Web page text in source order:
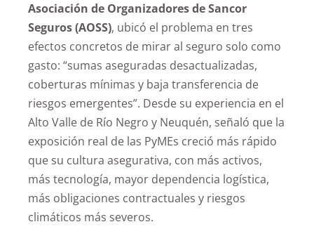
Asociación de Organizadores de Sancor
Seguros (AOSS), ubicó el problema en tres
efectos concretos de mirar al seguro solo como
gasto: “sumas aseguradas desactualizadas,
coberturas mínimas y baja transferencia de
riesgos emergentes”. Desde su experiencia en el
Alto Valle de Río Negro y Neuquén, señaló que la
exposición real de las PyMEs creció más rápido
que su cultura asegurativa, con más activos,
más tecnología, mayor dependencia logística,
más obligaciones contractuales y riesgos
climáticos más severos.